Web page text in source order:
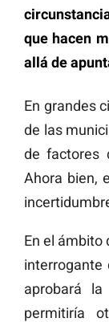
que hacen
allá de
En grandes
de las
de factores
Ahora bien,
En el ámbito
interrogante
aprobará
permitiría